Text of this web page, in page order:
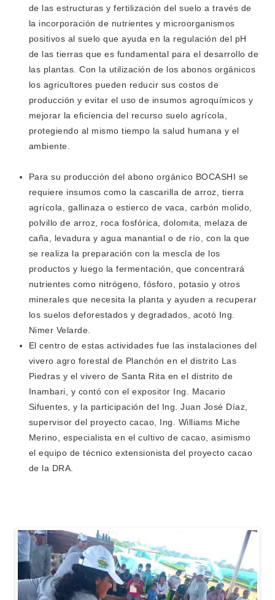
de las estructuras y fertilización del suelo a través de
la incorporación de nutrientes y microorganismos
positivos al suelo que ayuda en la regulación del pH
de las tierras que es fundamental para el desarrollo de
las plantas. Con la utilización de los abonos orgánicos
los agricultores pueden reducir sus costos de
producción y evitar el uso de insumos agroquímicos y
mejorar la eficiencia del recurso suelo agrícola,
protegiendo al mismo tiempo la salud humana y el
ambiente.
Para su producción del abono orgánico BOCASHI se
requiere insumos como la cascarilla de arroz, tierra
agrícola, gallinaza o estierco de vaca, carbón molido,
polvillo de arroz, roca fosfórica, dolomita, melaza de
caña, levadura y agua manantial o de río, con la que
se realiza la preparación con la mescla de los
productos y luego la fermentación, que concentrará
nutrientes como nitrógeno, fósforo, potasio y otros
minerales que necesita la planta y ayuden a recuperar
los suelos deforestados y degradados, acotó Ing.
Nimer Velarde.
El centro de estas actividades fue las instalaciones del
vivero agro forestal de Planchón en el distrito Las
Piedras y el vivero de Santa Rita en el distrito de
Inambari, y contó con el expositor Ing. Macario
Sifuentes, y la participación del Ing. Juan José Díaz,
supervisor del proyecto cacao, Ing. Williams Miche
Merino, especialista en el cultivo de cacao, asimismo
el equipo de técnico extensionista del proyecto cacao
de la DRA.